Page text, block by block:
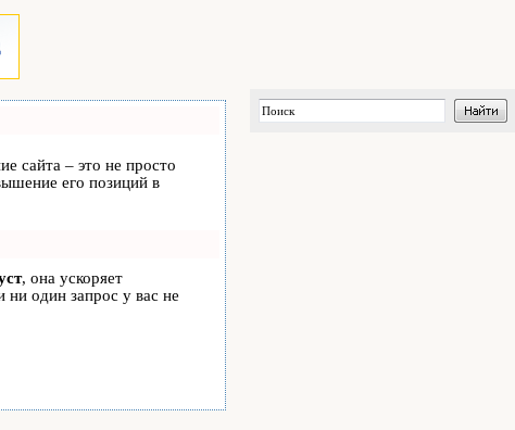
сайта – это не просто
его позиций в
, она ускоряет
ни один запрос у вас не